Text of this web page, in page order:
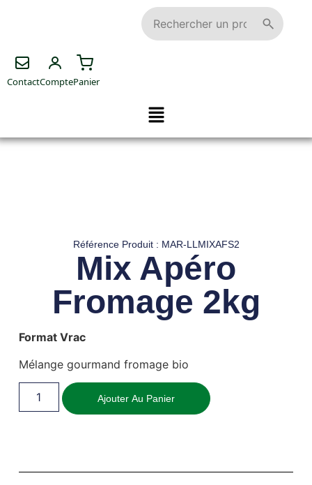
ContactComptePanier
Référence Produit : MAR-LLMIXAFS2
Mix Apéro
Fromage 2kg
Format Vrac
Mélange gourmand fromage bio
Ajouter Au Panier